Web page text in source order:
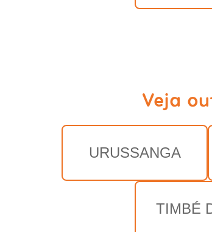
Veja
URUSSANGA
TIMBÉ